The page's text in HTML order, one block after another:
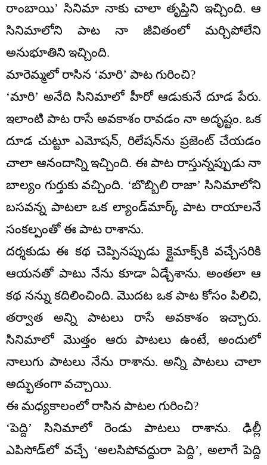
రాంబాయి’ సినిమా నాకు చాలా తృప్తిని ఇచ్చింది. ఆ
సినిమాలోని పాట నా జీవితంలో మర్చిపోలేని
అనుభూతిని ఇచ్చింది.
మారెమ్మలో రాసిన ‘మారి’ పాట గురించి?
‘మారి’ అనేది సినిమాలో హీరో ఆడుకునే దూడ పేరు.
ఇలాంటి పాట రాసే అవకాశం రావడం నా అదృష్టం. ఒక
దూడ చుట్టూ ఎమోషన్, రిలేషన్‌ను ప్రజెంట్ చేయడం
చాలా ఆనందాన్ని ఇచ్చింది. ఈ పాట రాస్తున్నప్పుడు నా
బాల్యం గుర్తుకు వచ్చింది. ‘బొబ్బిలి రాజా’ సినిమాలోని
బసవన్న పాటలా ఒక ల్యాండ్‌మార్క్ పాట రాయాలనే
సంకల్పంతో ఈ పాట రాశాను.
దర్శకుడు ఈ కథ చెప్పినప్పుడు క్లైమాక్స్‌కి వచ్చేసరికి
ఆయనతో పాటు నేను కూడా ఏడ్చేశాను. అంతలా ఆ
కథ నన్ను కదిలించింది. మొదట ఒక పాట కోసం పిలిచి,
తర్వాత అన్ని పాటలు రాసే అవకాశం ఇచ్చారు.
సినిమాలో మొత్తం ఆరు పాటలు ఉంటే, అందులో
నాలుగు పాటలు నేను రాశాను. అన్ని పాటలు చాలా
అద్భుతంగా వచ్చాయి.
ఈ మధ్యకాలంలో రాసిన పాటల గురించి?
‘పెద్ది’ సినిమాలో రెండు పాటలు రాశాను. ఢిల్లీ
ఎపిసోడ్‌లో వచ్చే ‘అలసిపోవద్దురా పెద్ది’, అలాగే పెద్ది